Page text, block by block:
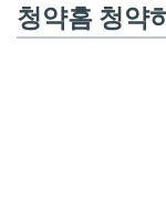
청약홈 청약